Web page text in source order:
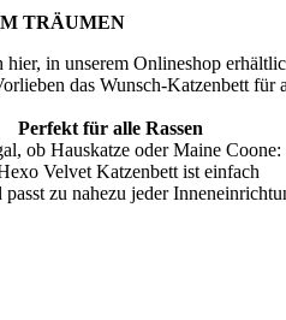
TRÄUMEN
in unserem Onlineshop
das Wunsch-Katzenbett für
Perfekt für alle Rassen
ob Hauskatze oder Maine Coone:
Velvet Katzenbett ist einfach
passt zu nahezu jeder